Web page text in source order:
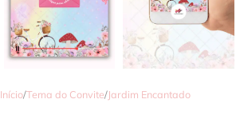
Início/Tema do Convite/Jardim Encantado